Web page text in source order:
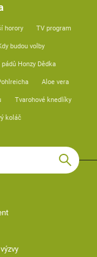
horory TV program
budou volby
pádů Honzy Dědka
Aloe vera
Tvarohové knedlíky
koláč